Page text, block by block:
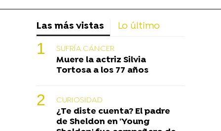
Las más vistas Lo último
SUFRÍA CÁNCER
Muere la actriz Silvia
Tortosa a los 77 años
CURIOSIDAD
¿Te diste cuenta? El padre
de Sheldon en 'Young